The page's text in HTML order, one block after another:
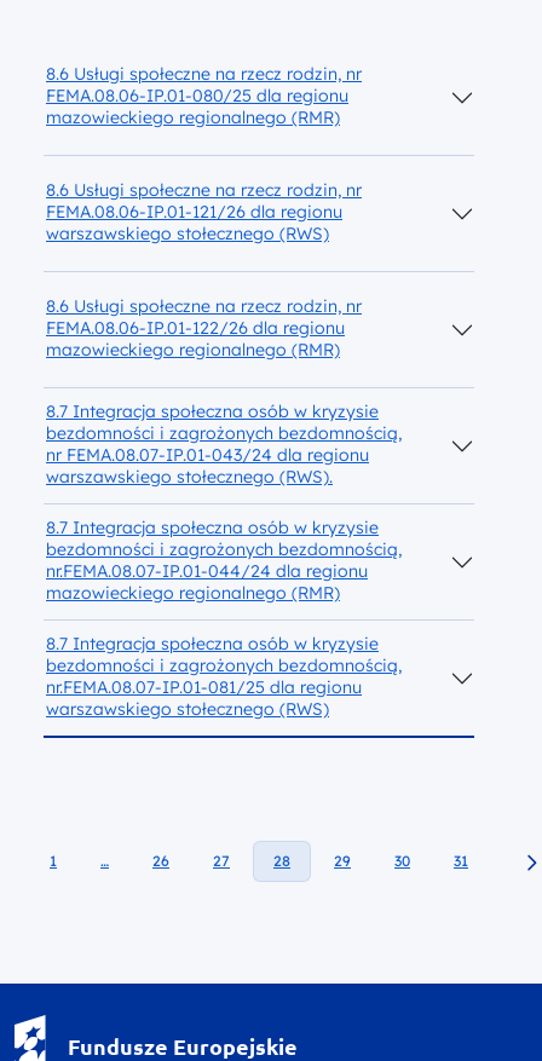
Małopolskie
Harmonogram konkursów na 2022 rok
Harmonogram konkursów
8.6 Usługi społeczne na rzecz rodzin, nr
FEMA.08.06-IP.01-080/25 dla regionu
mazowieckiego regionalnego (RMR)
8.6 Usługi społeczne na rzecz rodzin, nr
FEMA.08.06-IP.01-121/26 dla regionu
warszawskiego stołecznego (RWS)
8.6 Usługi społeczne na rzecz rodzin, nr
FEMA.08.06-IP.01-122/26 dla regionu
mazowieckiego regionalnego (RMR)
8.7 Integracja społeczna osób w kryzysie
bezdomności i zagrożonych bezdomnością,
nr FEMA.08.07-IP.01-043/24 dla regionu
warszawskiego stołecznego (RWS).
8.7 Integracja społeczna osób w kryzysie
bezdomności i zagrożonych bezdomnością,
nr.FEMA.08.07-IP.01-044/24 dla regionu
mazowieckiego regionalnego (RMR)
8.7 Integracja społeczna osób w kryzysie
bezdomności i zagrożonych bezdomnością,
nr.FEMA.08.07-IP.01-081/25 dla regionu
warszawskiego stołecznego (RWS)
1 … 26 27 28 29 30 31
Fundusze Europejskie